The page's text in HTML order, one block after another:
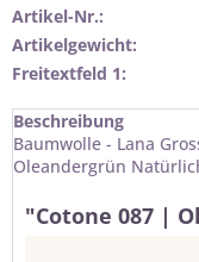
Artikel-Nr.:
Artikelgewicht:
Freitextfeld 1:
Beschreibung
Baumwolle - Lana
Oleandergrün
"Cotone 087 |